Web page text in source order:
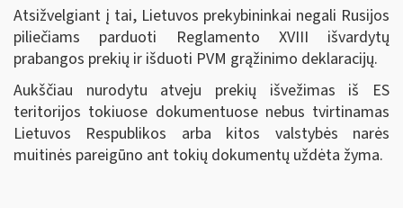
Atsižvelgiant į tai, Lietuvos prekybininkai negali Rusijos
piliečiams parduoti Reglamento XVIII išvardytų
prabangos prekių ir išduoti PVM grąžinimo deklaracijų.
Aukščiau nurodytu atveju prekių išvežimas iš ES
teritorijos tokiuose dokumentuose nebus tvirtinamas
Lietuvos Respublikos arba kitos valstybės narės
muitinės pareigūno ant tokių dokumentų uždėta žyma.